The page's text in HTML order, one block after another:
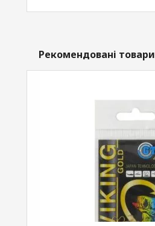
Рекомендовані товари